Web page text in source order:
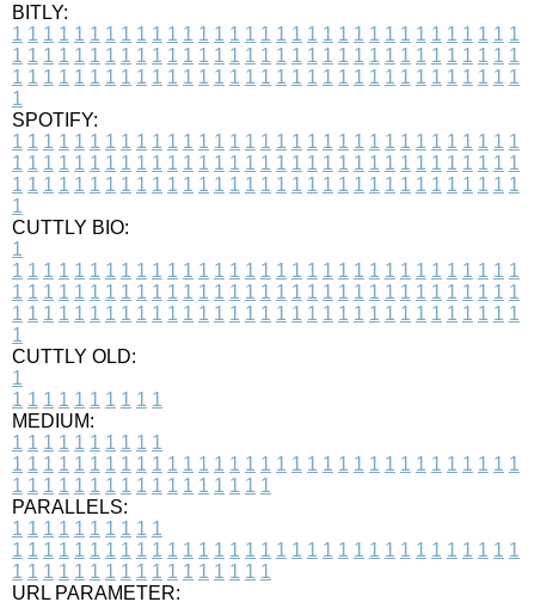
BITLY:
1 1 1 1 1 1 1 1 1 1 1 1 1 1 1 1 1 1 1 1 1 1 1 1 1 1 1 1 1 1 1 1 1
1 1 1 1 1 1 1 1 1 1 1 1 1 1 1 1 1 1 1 1 1 1 1 1 1 1 1 1 1 1 1 1 1
1 1 1 1 1 1 1 1 1 1 1 1 1 1 1 1 1 1 1 1 1 1 1 1 1 1 1 1 1 1 1 1 1
1
SPOTIFY:
1 1 1 1 1 1 1 1 1 1 1 1 1 1 1 1 1 1 1 1 1 1 1 1 1 1 1 1 1 1 1 1 1
1 1 1 1 1 1 1 1 1 1 1 1 1 1 1 1 1 1 1 1 1 1 1 1 1 1 1 1 1 1 1 1 1
1 1 1 1 1 1 1 1 1 1 1 1 1 1 1 1 1 1 1 1 1 1 1 1 1 1 1 1 1 1 1 1 1
1
CUTTLY BIO:
1
1 1 1 1 1 1 1 1 1 1 1 1 1 1 1 1 1 1 1 1 1 1 1 1 1 1 1 1 1 1 1 1 1
1 1 1 1 1 1 1 1 1 1 1 1 1 1 1 1 1 1 1 1 1 1 1 1 1 1 1 1 1 1 1 1 1
1 1 1 1 1 1 1 1 1 1 1 1 1 1 1 1 1 1 1 1 1 1 1 1 1 1 1 1 1 1 1 1 1
1
CUTTLY OLD:
1
1 1 1 1 1 1 1 1 1 1
MEDIUM:
1 1 1 1 1 1 1 1 1 1
1 1 1 1 1 1 1 1 1 1 1 1 1 1 1 1 1 1 1 1 1 1 1 1 1 1 1 1 1 1 1 1 1
1 1 1 1 1 1 1 1 1 1 1 1 1 1 1 1 1
PARALLELS:
1 1 1 1 1 1 1 1 1 1
1 1 1 1 1 1 1 1 1 1 1 1 1 1 1 1 1 1 1 1 1 1 1 1 1 1 1 1 1 1 1 1 1
1 1 1 1 1 1 1 1 1 1 1 1 1 1 1 1 1
URL PARAMETER: